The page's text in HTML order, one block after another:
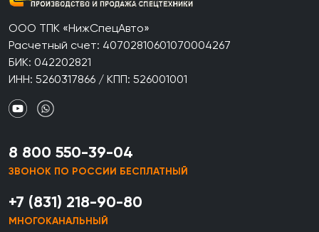
ООО ТПК «НижСпецАвто»
Расчетный счет: 40702810601070004267
БИК: 042202821
ИНН: 5260317866 / КПП: 526001001
8 800 550-39-04
ЗВОНОК ПО РОССИИ БЕСПЛАТНЫЙ
+7 (831) 218-90-80
МНОГОКАНАЛЬНЫЙ